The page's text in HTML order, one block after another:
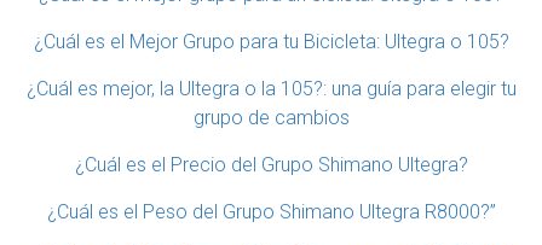
¿Cuál es el Mejor Grupo para tu Bicicleta: Ultegra o 105?
¿Cuál es mejor, la Ultegra o la 105?: una guía para elegir tu
grupo de cambios
¿Cuál es el Precio del Grupo Shimano Ultegra?
¿Cuál es el Peso del Grupo Shimano Ultegra R8000?”